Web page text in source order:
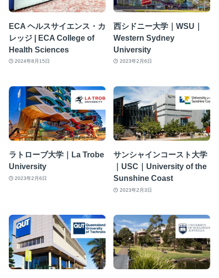
ECA ヘルスサイエンス・カ
レッジ | ECA College of
Health Sciences
2024年8月15日
西シドニー大学｜WSU｜
Western Sydney
University
2023年2月6日
ラトローブ大学｜La Trobe
University
2023年2月6日
サンシャインコースト大学
｜USC｜University of the
Sunshine Coast
2023年2月3日